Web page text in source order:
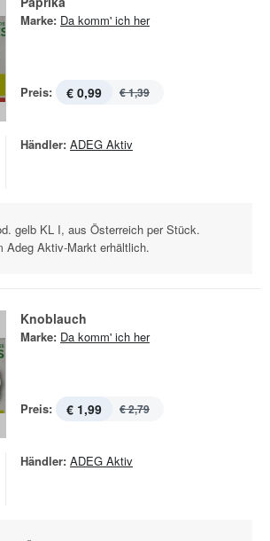
Marke: Da komm' ich her
Preis: € 0,99 € 1,39
Händler: ADEG Aktiv
gelb KL I, aus Österreich per Stück.
Adeg Aktiv-Markt erhältlich.
Knoblauch
Marke: Da komm' ich her
Preis: € 1,99 € 2,79
Händler: ADEG Aktiv